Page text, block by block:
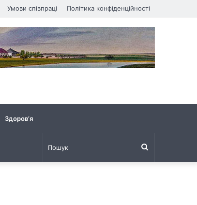
Умови співпраці Політика конфіденційності
Здоров’я